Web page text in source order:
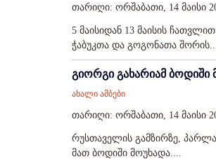
თარიღი: ორშაბათი, 14 მაისი
5 მაისიდან 13 მაისის
ჭაბუკთა და გოგონათა
გიორგი გახარიამ
ახალი ამბები
თარიღი: ორშაბათი, 14 მაისი
რუსთაველის გამზირზე,
მათ ბოდიში მოუხადა....